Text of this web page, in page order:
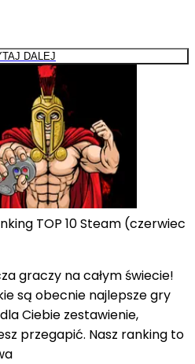
DALEJ
TOP 10 Steam (czerwiec
graczy na całym świecie!
są obecnie najlepsze gry
Ciebie zestawienie,
przegapić. Nasz ranking to